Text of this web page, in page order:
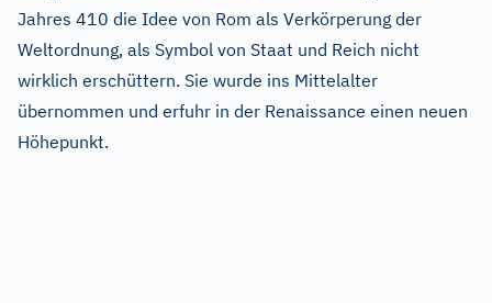
Jahres 410 die Idee von Rom als Verkörperung der
Weltordnung, als Symbol von Staat und Reich nicht
wirklich erschüttern. Sie wurde ins Mittelalter
übernommen und erfuhr in der Renaissance einen neuen
Höhepunkt.